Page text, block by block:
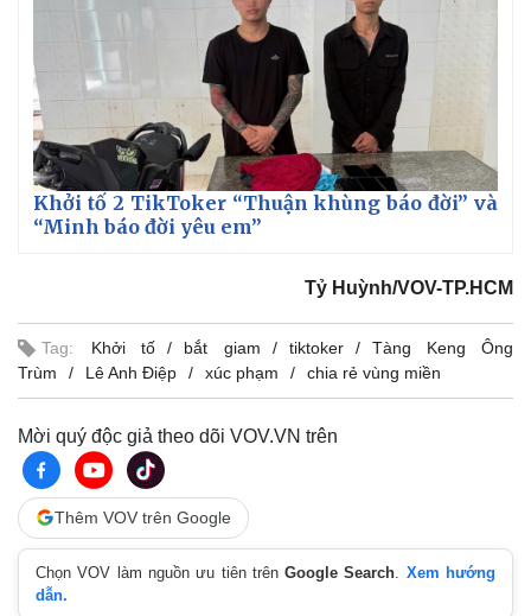
i
g
T
e
Khởi tố 2 TikToker “Thuận khùng báo đời” và
“Minh báo đời yêu em”
Tỷ Huỳnh/VOV-TP.HCM
Tag: Khởi tố bắt giam tiktoker
Tàng Keng Ông
Trùm
Lê Anh Điệp xúc phạm chia rẻ vùng miền
Mời quý độc giả theo dõi VOV.VN trên
Thêm VOV trên Google
Chọn VOV làm nguồn ưu tiên trênGoogle Search
Xem hướng
dẫn.